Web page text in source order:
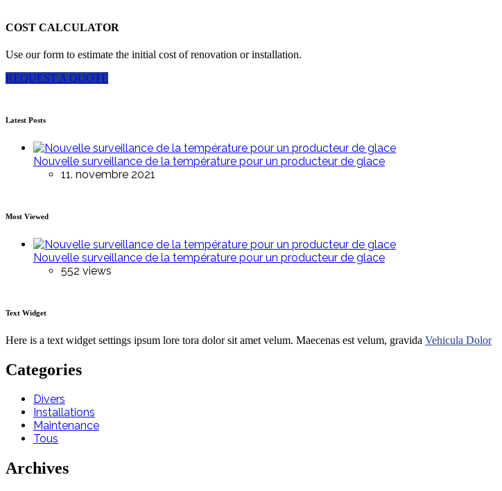
COST CALCULATOR
Use our form to estimate the initial cost of renovation or installation.
REQUEST A QUOTE
Latest Posts
Nouvelle surveillance de la température pour un producteur de glace
11. novembre 2021
Most Viewed
Nouvelle surveillance de la température pour un producteur de glace
552 views
Text Widget
Here is a text widget settings ipsum lore tora dolor sit amet velum. Maecenas est velum, gravida Vehicula Dolor
Categories
Divers
Installations
Maintenance
Tous
Archives